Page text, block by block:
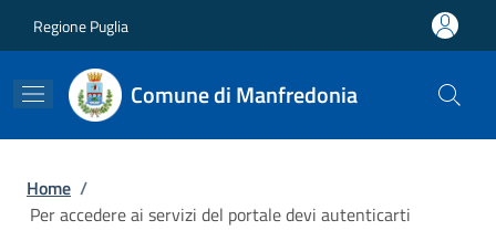
Regione Puglia
Comune di Manfredonia
Briciole di pane
Home /
Per accedere ai servizi del portale devi autenticarti